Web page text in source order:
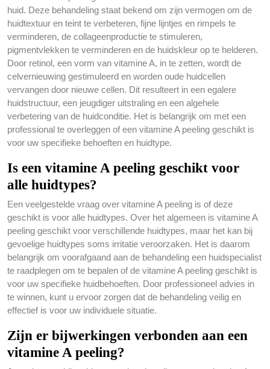
huid. Deze behandeling staat bekend om zijn vermogen om de
huidtextuur en teint te verbeteren, fijne lijntjes en rimpels te
verminderen, de collageenproductie te stimuleren,
pigmentvlekken te verminderen en de huidskleur op te helderen.
Door retinol, een vorm van vitamine A, in te zetten, wordt de
celvernieuwing gestimuleerd en worden oude huidcellen
vervangen door nieuwe cellen. Dit resulteert in een egalere
huidstructuur, een jeugdiger uitstraling en een algehele
verbetering van de huidconditie. Het is belangrijk om met een
professional te overleggen of een vitamine A peeling geschikt is
voor uw specifieke behoeften en huidtype.
Is een vitamine A peeling geschikt voor
alle huidtypes?
Een veelgestelde vraag over vitamine A peeling is of deze
geschikt is voor alle huidtypes. Over het algemeen is vitamine A
peeling geschikt voor verschillende huidtypes, maar het kan bij
gevoelige huidtypes soms irritatie veroorzaken. Het is daarom
belangrijk om voorafgaand aan de behandeling een huidspecialist
te raadplegen om te bepalen of de vitamine A peeling geschikt is
voor uw specifieke huidbehoeften. Door professioneel advies in
te winnen, kunt u ervoor zorgen dat de behandeling veilig en
effectief is voor uw individuele situatie.
Zijn er bijwerkingen verbonden aan een
vitamine A peeling?